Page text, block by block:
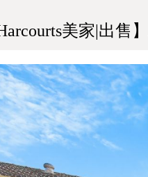
Harcourts美家|出售